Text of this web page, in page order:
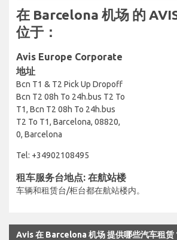
在 Barcelona 机场 的
位于：
Avis Europe Corporate
地址
Bcn T1 & T2 Pick Up Dropoff
Bcn T2 08h To 24h.bus T2 To
T1, Bcn T2 08h To 24h.bus
T2 To T1, Barcelona, 08820,
0, Barcelona
Tel: +34902108495
租车服务台地点: 在航站楼
车辆和租赁台/柜台都在航站楼内。
Avis 在 Barcelona 机场 提供哪些汽车租赁